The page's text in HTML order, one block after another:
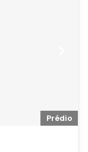
Prédio